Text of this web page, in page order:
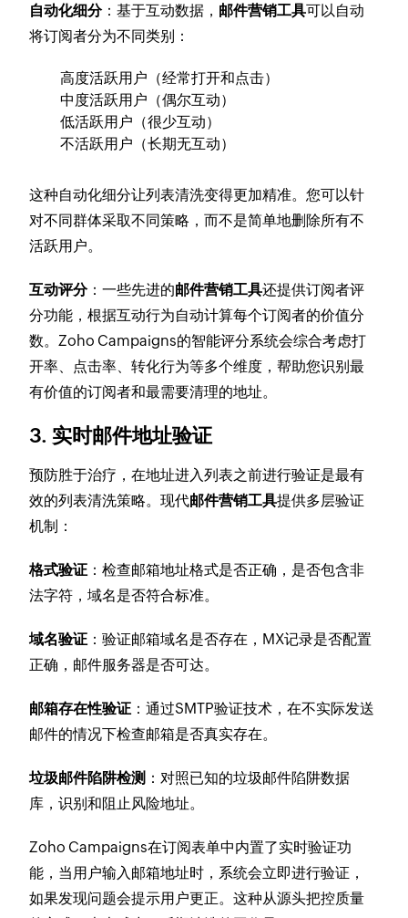
自动化细分：基于互动数据， 邮件营销工具可以自动
将订阅者分为不同类别：
高度活跃用户（经常打开和点击）
中度活跃用户（偶尔互动）
低活跃用户（很少互动）
不活跃用户（长期无互动）
这种自动化细分让列表清洗变得更加精准。您可以针
对不同群体采取不同策略，而不是简单地删除所有不
活跃用户。
互动评分：一些先进的邮件营销工具还提供订阅者评
分功能，根据互动行为自动计算每个订阅者的价值分
数。Zoho Campaigns的智能评分系统会综合考虑打
开率、点击率、转化行为等多个维度，帮助您识别最
有价值的订阅者和最需要清理的地址。
3. 实时邮件地址验证
预防胜于治疗，在地址进入列表之前进行验证是最有
效的列表清洗策略。现代邮件营销工具提供多层验证
机制：
格式验证 ：检查邮箱地址格式是否正确，是否包含非
法字符，域名是否符合标准。
域名验证 ：验证邮箱域名是否存在，MX记录是否配置
正确，邮件服务器是否可达。
邮箱存在性验证 ：通过SMTP验证技术，在不实际发送
邮件的情况下检查邮箱是否真实存在。
垃圾邮件陷阱检测 ：对照已知的垃圾邮件陷阱数据
库，识别和阻止风险地址。
Zoho Campaigns在订阅表单中内置了实时验证功
能，当用户输入邮箱地址时，系统会立即进行验证，
如果发现问题会提示用户更正。这种从源头把控质量